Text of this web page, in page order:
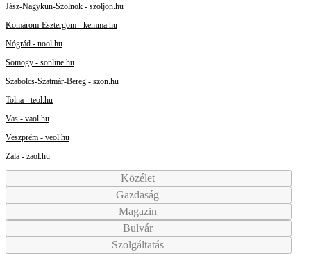
Jász-Nagykun-Szolnok - szoljon.hu
Komárom-Esztergom - kemma.hu
Nógrád - nool.hu
Somogy - sonline.hu
Szabolcs-Szatmár-Bereg - szon.hu
Tolna - teol.hu
Vas - vaol.hu
Veszprém - veol.hu
Zala - zaol.hu
Közélet
Gazdaság
Magazin
Bulvár
Szolgáltatás